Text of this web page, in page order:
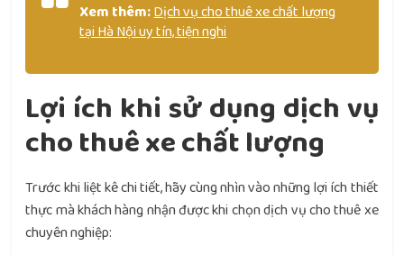
Xem thêm:Dịch vụ cho thuê xe chất lượng
tại Hà Nội uy tín, tiện nghi
Lợi ích khi sử dụng dịch vụ
cho thuê xe chất lượng
Trước khi liệt kê chi tiết, hãy cùng nhìn vào những lợi ích thiết
thực mà khách hàng nhận được khi chọn dịch vụ cho thuê xe
chuyên nghiệp: